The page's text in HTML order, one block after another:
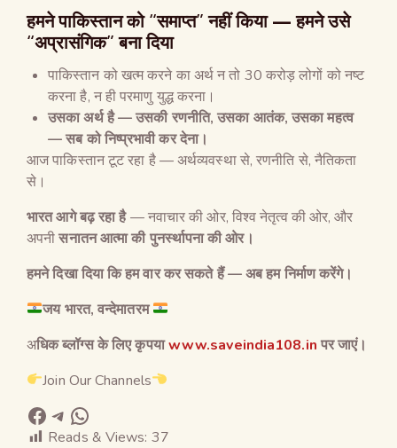
हमने पाकिस्तान को “समाप्त”नहीं किया —हमने उसे
“अप्रासंगिक”बना दिया
पाकिस्तान को खत्म करने का अर्थ न तो 30 करोड़ लोगों को नष्ट
करना है, न ही परमाणु युद्ध करना।
उसका अर्थ है—उसकी रणनीति,उसका आतंक,उसका महत्व
—सब को निष्प्रभावी कर देना।
आज पाकिस्तान टूट रहा है — अर्थव्यवस्था से, रणनीति से, नैतिकता
से।
भारत आगे बढ़ रहा है— नवाचार की ओर, विश्व नेतृत्व की ओर, और
अपनीसनातन आत्मा की पुनर्स्थापना की ओर।
हमने दिखा दिया कि हम वार कर सकते हैं—अब हम निर्माण करेंगे।
जय भारत,वन्देमातरम
अधिक ब्लॉग्स के लिए कृपयाwww.saveindia108.in पर जाएं।
Join Our Channels
Reads & Views: 37